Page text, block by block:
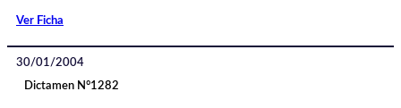
Ver Ficha
30/01/2004
Dictamen N°1282